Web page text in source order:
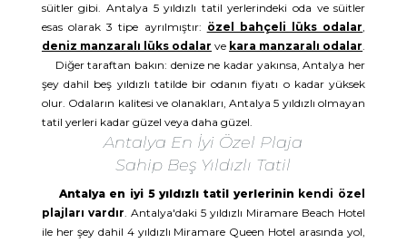
süitler gibi. Antalya 5 yıldızlı tatil yerlerindeki oda ve süitler
esas olarak 3 tipe ayrılmıştır: özel bahçeli lüks odalar,
deniz manzaralı lüks odalar ve kara manzaralı odalar.
Diğer taraftan bakın: denize ne kadar yakınsa, Antalya her
şey dahil beş yıldızlı tatilde bir odanın fiyatı o kadar yüksek
olur. Odaların kalitesi ve olanakları, Antalya 5 yıldızlı olmayan
tatil yerleri kadar güzel veya daha güzel.
Antalya En İyi Özel Plaja
Sahip Beş Yıldızlı Tatil
Antalya en iyi 5 yıldızlı tatil yerlerinin kendi özel
plajları vardır. Antalya'daki 5 yıldızlı Miramare Beach Hotel
ile her şey dahil 4 yıldızlı Miramare Queen Hotel arasında yol,